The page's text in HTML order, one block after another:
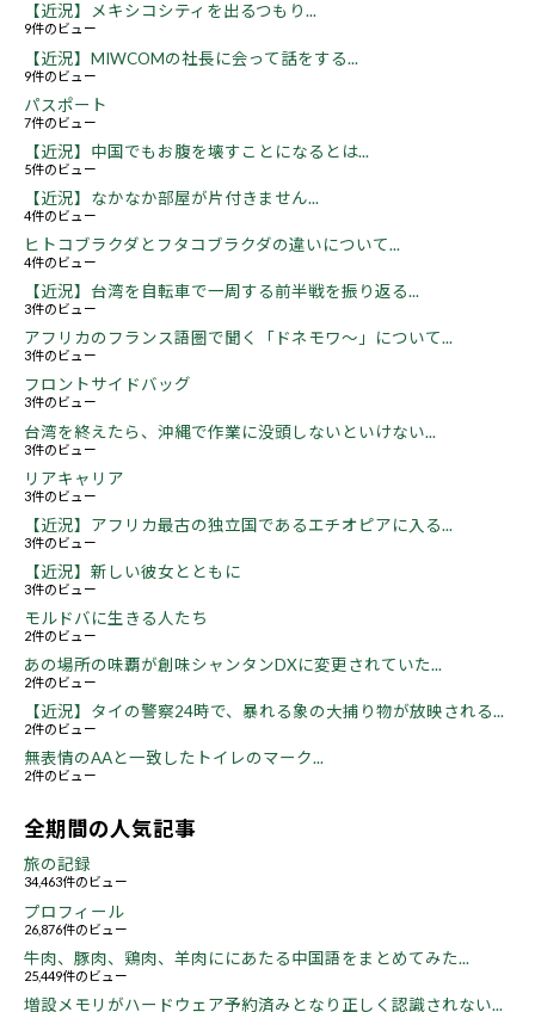
【近況】メキシコシティを出るつもり...
9件のビュー
【近況】MIWCOMの社長に会って話をする...
9件のビュー
パスポート
7件のビュー
【近況】中国でもお腹を壊すことになるとは...
5件のビュー
【近況】なかなか部屋が片付きません...
4件のビュー
ヒトコブラクダとフタコブラクダの違いについて...
4件のビュー
【近況】台湾を自転車で一周する前半戦を振り返る...
3件のビュー
アフリカのフランス語圏で聞く「ドネモワ～」について...
3件のビュー
フロントサイドバッグ
3件のビュー
台湾を終えたら、沖縄で作業に没頭しないといけない...
3件のビュー
リアキャリア
3件のビュー
【近況】アフリカ最古の独立国であるエチオピアに入る...
3件のビュー
【近況】新しい彼女とともに
3件のビュー
モルドバに生きる人たち
2件のビュー
あの場所の味覇が創味シャンタンDXに変更されていた...
2件のビュー
【近況】タイの警察24時で、暴れる象の大捕り物が放映される...
2件のビュー
無表情のAAと一致したトイレのマーク...
2件のビュー
全期間の人気記事
旅の記録
34,463件のビュー
プロフィール
26,876件のビュー
牛肉、豚肉、鶏肉、羊肉ににあたる中国語をまとめてみた...
25,449件のビュー
増設メモリがハードウェア予約済みとなり正しく認識されない...